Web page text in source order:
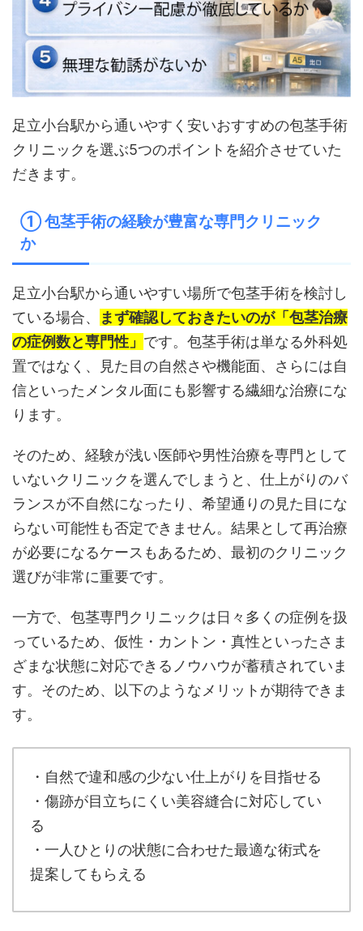
足立小台駅から通いやすく安いおすすめの包茎手術
クリニックを選ぶ5つのポイントを紹介させていた
だきます。
① 包茎手術の経験が豊富な専門クリニック
か
足立小台駅から通いやすい場所で包茎手術を検討し
ている場合、
まず確認しておきたいのが「包茎治療
の症例数と専門性」 です。包茎手術は単なる外科処
置ではなく、見た目の自然さや機能面、さらには自
信といったメンタル面にも影響する繊細な治療にな
ります。
そのため、経験が浅い医師や男性治療を専門として
いないクリニックを選んでしまうと、仕上がりのバ
ランスが不自然になったり、希望通りの見た目にな
らない可能性も否定できません。結果として再治療
が必要になるケースもあるため、最初のクリニック
選びが非常に重要です。
一方で、包茎専門クリニックは日々多くの症例を扱
っているため、仮性・カントン・真性といったさま
ざまな状態に対応できるノウハウが蓄積されていま
す。そのため、以下のようなメリットが期待できま
す。
・自然で違和感の少ない仕上がりを目指せる
・傷跡が目立ちにくい美容縫合に対応してい
る
・一人ひとりの状態に合わせた最適な術式を
提案してもらえる